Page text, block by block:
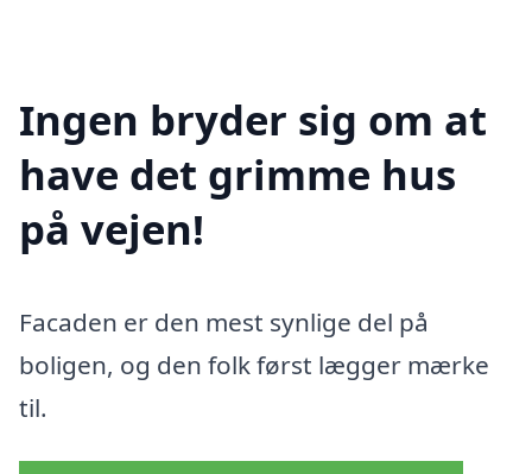
Ingen bryder sig om at
have det grimme hus
på vejen!
Facaden er den mest synlige del på
boligen, og den folk først lægger mærke
til.